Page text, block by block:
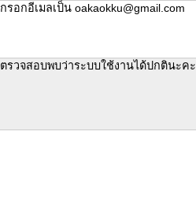
กรอกอีเมลเป็น oakaokku@gmail.com
ตรวจสอบพบว่าระบบใช้งานได้ปกตินะคะ